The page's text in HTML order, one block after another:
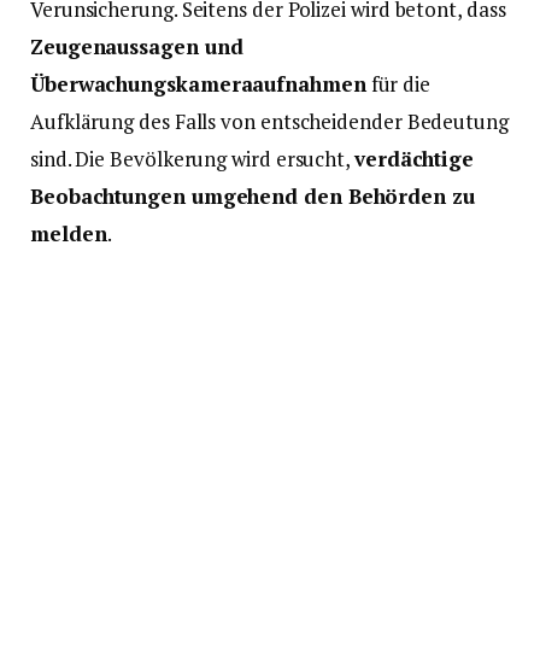
Verunsicherung. Seitens der Polizei wird betont, dass
Zeugenaussagen und
Überwachungskameraaufnahmen für die
Aufklärung des Falls von entscheidender Bedeutung
sind. Die Bevölkerung wird ersucht,verdächtige
Beobachtungen umgehend den Behörden zu
melden.